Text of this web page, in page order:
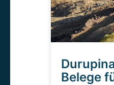
Belege